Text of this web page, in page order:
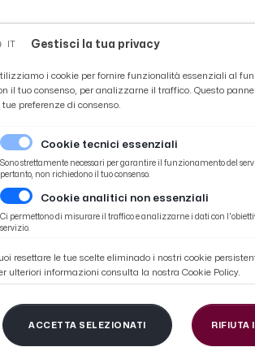
nuova beach volley zone
in piena
zone
Gestisci la tua privacy
i cookie per fornire funzionalità essenziali al
il tuo consenso, per analizzarne il traffico. Questo
tue preferenze di consenso.
Cookie tecnici essenziali
Sono strettamente necessari per garantire il funzionamento del
pertanto, non richiedono il tuo consenso.
Cookie analitici non essenziali
Ci permettono di misurare il traffico e analizzarne i dati con
servizio.
resettare le tue scelte eliminado i nostri cookie
ulteriori informazioni consulta la nostra Cookie Policy.
ACCETTA SELEZIONATI RIFIUTA